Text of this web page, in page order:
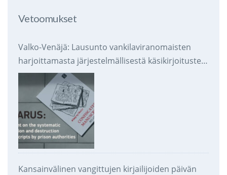
Vetoomukset
Valko-Venäjä: Lausunto vankilaviranomaisten
harjoittamasta järjestelmällisestä käsikirjoitusten
takavarikoinnista ja tuhoamisesta
Kansainvälinen vangittujen kirjailijoiden päivän